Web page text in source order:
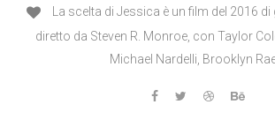
La scelta di Jessica è un film del 2016 di
diretto da Steven R. Monroe, con Taylor
Michael Nardelli, Brooklyn Rae